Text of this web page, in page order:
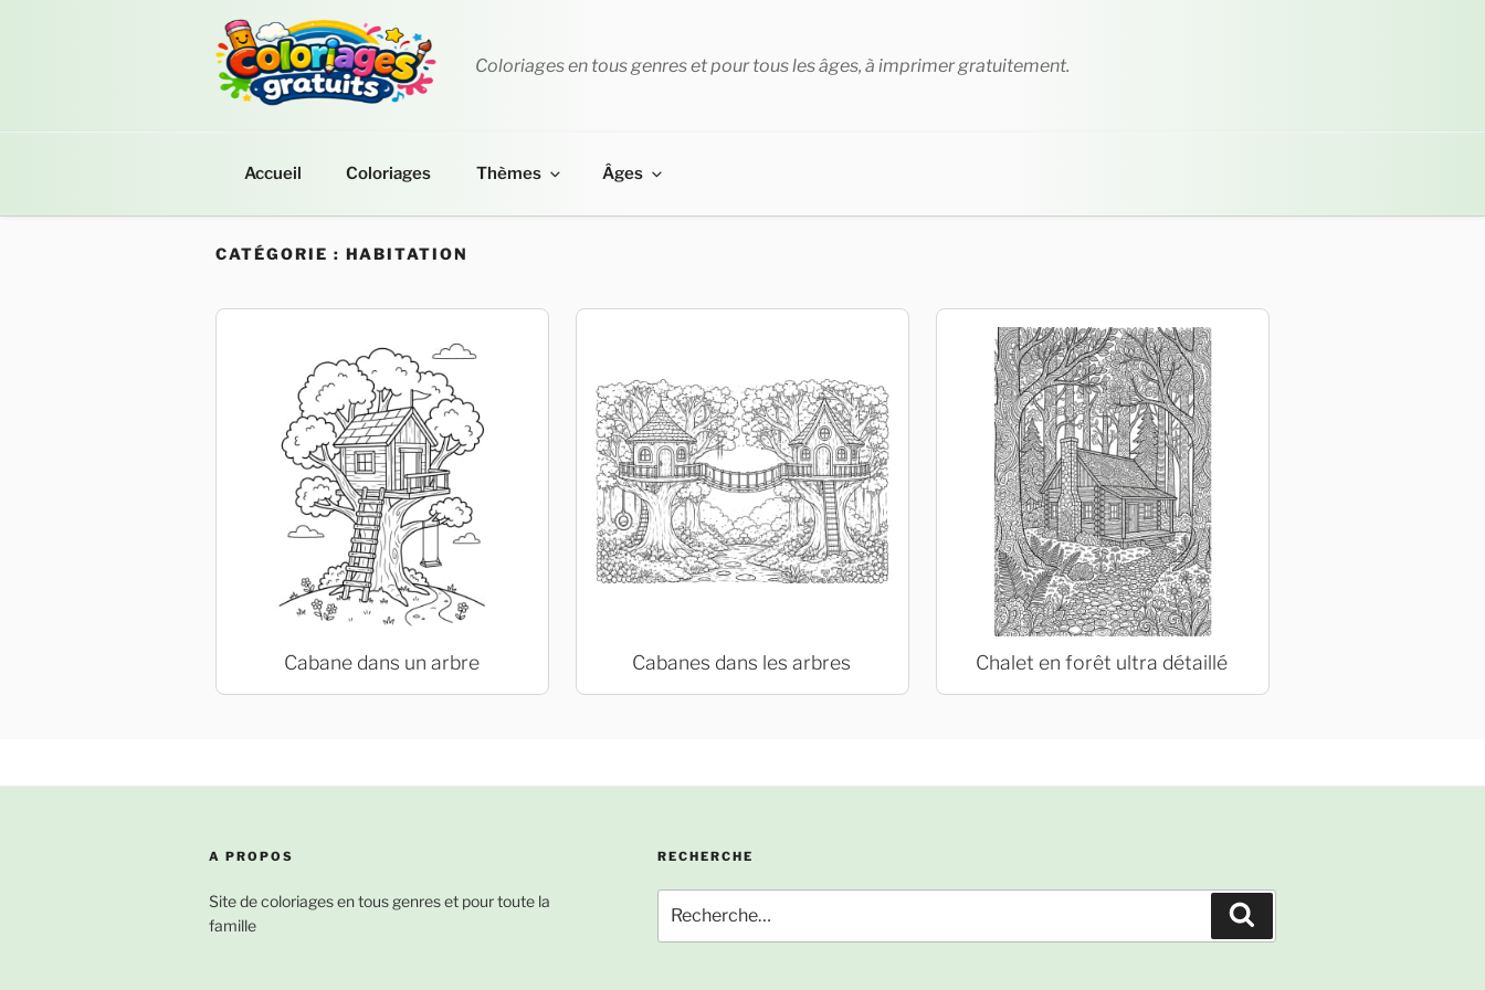
Coloriages en tous genres et pour tous les âges, à imprimer gratuitement.
Accueil Coloriages Thèmes Âges
CATÉGORIE : HABITATION
Cabane dans un arbre Cabanes dans les arbres Chalet en forêt ultra détaillé
A PROPOS
Site de coloriages en tous genres et pour toute la
famille
RECHERCHE
pour
: